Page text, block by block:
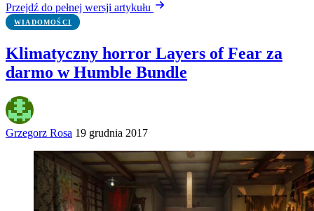
Przejdź do pełnej wersji artykułu
WIADOMOŚCI
Klimatyczny horror Layers of Fear za
darmo w Humble Bundle
Grzegorz Rosa 19 grudnia 2017